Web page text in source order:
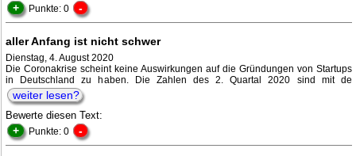
+ Punkte: 0 -
aller Anfang ist nicht schwer
Dienstag, 4. August 2020
Die Coronakrise scheint keine Auswirkungen auf die Gründungen von Startups
in Deutschland zu haben. Die Zahlen des 2. Quartal 2020 sind mit de
weiter lesen?
Bewerte diesen Text:
+ Punkte: 0 -